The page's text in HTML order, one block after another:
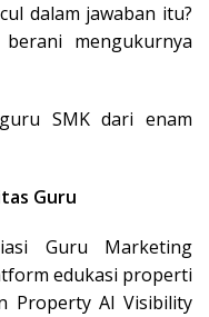
dalam jawaban itu?
mengukurnya
SMK dari enam
Guru
Guru Marketing
edukasi properti
Property AI Visibility